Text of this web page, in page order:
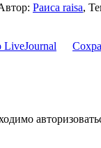
Раиса raisa,